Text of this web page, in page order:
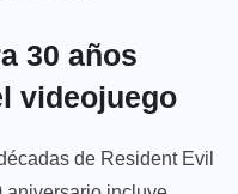
30 años
videojuego
de Resident Evil